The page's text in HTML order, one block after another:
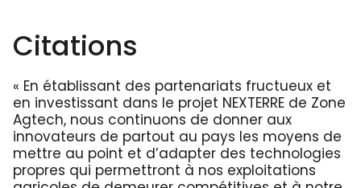
Citations
« En établissant des partenariats fructueux et
en investissant dans le projet NEXTERRE de Zone
Agtech, nous continuons de donner aux
innovateurs de partout au pays les moyens de
mettre au point et d’adapter des technologies
propres qui permettront à nos exploitations